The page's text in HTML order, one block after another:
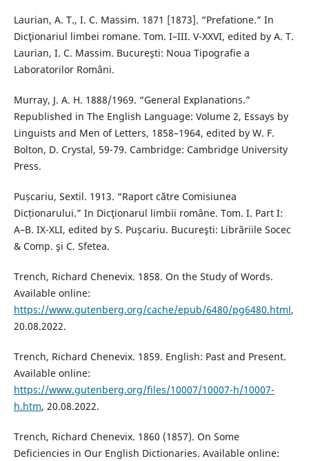
Laurian, A. T., I. C. Massim. 1871 [1873]. “Prefatione.” In
Dicţionariul limbei romane. Tom. I–III. V-XXVI, edited by A. T.
Laurian, I. C. Massim. Bucureşti: Noua Tipografie a
Laboratorilor Români.
Murray, J. A. H. 1888/1969. “General Explanations.”
Republished in The English Language: Volume 2, Essays by
Linguists and Men of Letters, 1858–1964, edited by W. F.
Bolton, D. Crystal, 59-79. Cambridge: Cambridge University
Press.
Pușcariu, Sextil. 1913. “Raport către Comisiunea
Dicționarului.” In Dicţionarul limbii române. Tom. I. Part I:
A–B. IX-XLI, edited by S. Puşcariu. Bucureşti: Librăriile Socec
& Comp. şi C. Sfetea.
Trench, Richard Chenevix. 1858. On the Study of Words.
Available online:
https://www.gutenberg.org/cache/epub/6480/pg6480.html,
20.08.2022.
Trench, Richard Chenevix. 1859. English: Past and Present.
Available online:
https://www.gutenberg.org/files/10007/10007-h/10007-
h.htm, 20.08.2022.
Trench, Richard Chenevix. 1860 (1857). On Some
Deficiencies in Our English Dictionaries. Available online: